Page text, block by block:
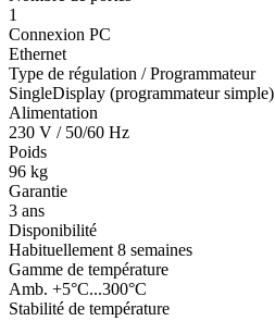
1
Connexion PC
Ethernet
Type de régulation / Programmateur
SingleDisplay (programmateur simple)
Alimentation
230 V / 50/60 Hz
Poids
96 kg
Garantie
3 ans
Disponibilité
Habituellement 8 semaines
Gamme de température
Amb. +5°C...300°C
Stabilité de température